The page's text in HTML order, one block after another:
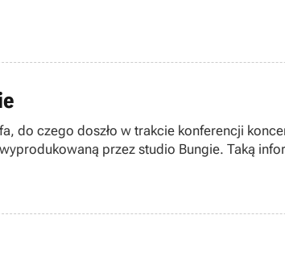
do czego doszło w trakcie konferencji